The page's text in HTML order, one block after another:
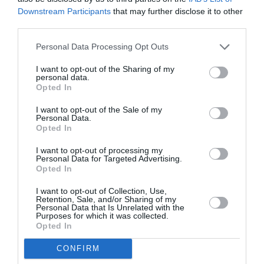
Downstream Participants that may further disclose it to other
Personal Data Processing Opt Outs
I want to opt-out of the Sharing of my
personal data.
Opted In
I want to opt-out of the Sale of my
Personal Data.
Opted In
I want to opt-out of processing my
Personal Data for Targeted Advertising.
Opted In
I want to opt-out of Collection, Use,
Retention, Sale, and/or Sharing of my
Personal Data that Is Unrelated with the
Purposes for which it was collected.
Opted In
CONFIRM
4s….j’achete mes
legumes et fruits chez
les locavores autour de
chez moi…mmoi…mon
fils est pilote de ligne je
n’ai rien contre
n’est boire des moritos
Totala commenté :
min
Beaucoup d’hypocrisie et de démagogie chez ces ecolos de